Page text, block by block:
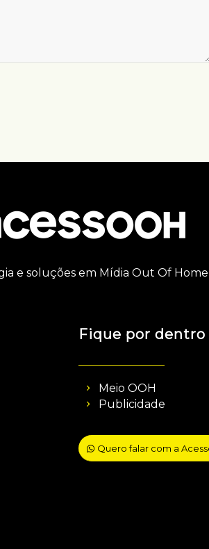
e soluções em Mídia Out Of
Fique por dentro
Meio OOH
Publicidade
Quero falar com a